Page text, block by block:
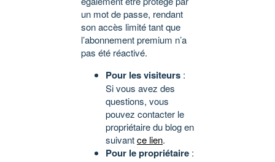
un mot de passe, rendant
son accès limité tant que
l’abonnement premium n’a
pas été réactivé.
Pour les visiteurs :
Si vous avez des
questions, vous
pouvez contacter le
propriétaire du blog en
suivantce lien.
Pour le propriétaire :